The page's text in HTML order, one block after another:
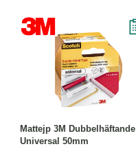
Mattejp 3M Dubbelhäftande
Universal 50mm
Läs mer